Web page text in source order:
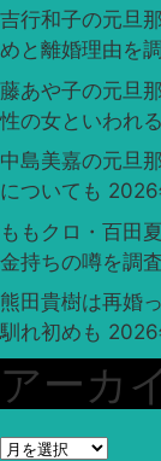
吉行和子の元旦
めと離婚理由を
藤あや子の元旦
性の女といわれ
中島美嘉の元旦
についても 2026
ももクロ・百田
金持ちの噂を調査
熊田貴樹は再婚
馴れ初めも 2026
アーカ
ア